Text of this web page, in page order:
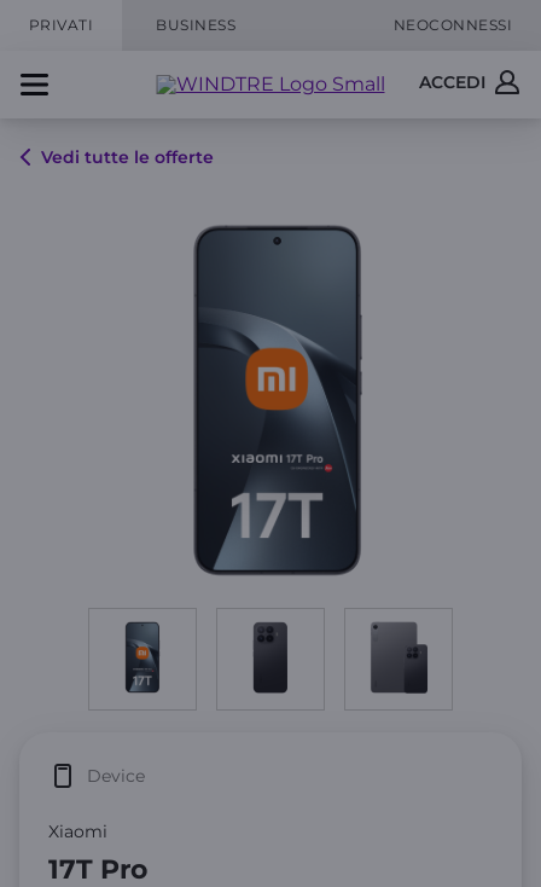
PRIVATI BUSINESS NEOCONNESSI
ACCEDI
Vedi tutte le offerte
Xiaomi
17T Pro
Device